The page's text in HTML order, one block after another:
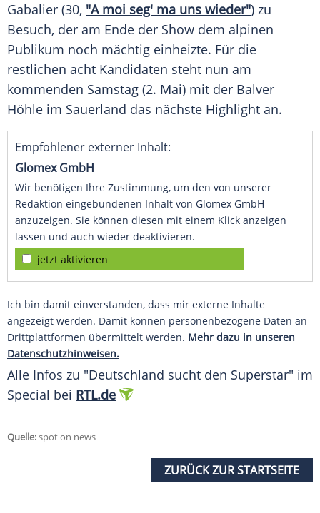
Gabalier (30, "A moi seg' ma uns wieder") zu
Besuch, der am Ende der Show dem alpinen
Publikum noch mächtig einheizte. Für die
restlichen acht Kandidaten steht nun am
kommenden Samstag (2. Mai) mit der Balver
Höhle im Sauerland das nächste Highlight an.
Empfohlener externer Inhalt:
Glomex GmbH
Wir benötigen Ihre Zustimmung, um den von unserer
Redaktion eingebundenen Inhalt von Glomex GmbH
anzuzeigen. Sie können diesen mit einem Klick anzeigen
lassen und auch wieder deaktivieren.
jetzt aktivieren
Ich bin damit einverstanden, dass mir externe Inhalte
angezeigt werden. Damit können personenbezogene Daten an
Drittplattformen übermittelt werden. Mehr dazu in unseren
Datenschutzhinweisen.
Alle Infos zu "Deutschland sucht den Superstar" im
Special bei RTL.de
Quelle:spot on news
ZURÜCK ZUR STARTSEITE